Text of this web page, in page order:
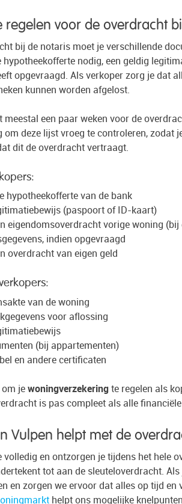
regelen voor de overdracht
bij de notaris moet je verschillende
hypotheekofferte nodig, een geldig
opgevraagd. Als verkoper zorg je dat
kunnen worden afgelost.
meestal een paar weken voor de
om deze lijst vroeg te controleren, zodat
dit de overdracht vertraagt.
hypotheekofferte van de bank
(paspoort of ID-kaart)
eigendomsoverdracht vorige woning
indien opgevraagd
overdracht van eigen geld
van de woning
voor aflossing
(bij appartementen)
en andere certificaten
jewoningverzekeringte regelen als
is pas compleet als alle
Vulpen helpt met de
volledig en ontzorgen je tijdens het hele
tot aan de sleuteloverdracht.
en zorgen we ervoor dat alles op tijd
helpt ons mogelijke